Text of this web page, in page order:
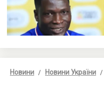
Новини Новини України